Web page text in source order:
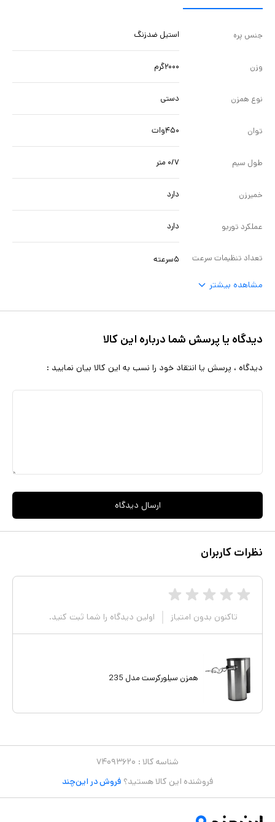
جنس پره استیل ضدزنگ
وزن ۲۰۰۰گرم
نوع همزن دستی
توان ۴۵۰وات
طول سیم ۰/۷ متر
خمیرزن دارد
عملکرد توربو دارد
تعداد تنظیمات سرعت ۵سرعته
مشاهده بیشتر
دیدگاه یا پرسش شما درباره این کالا
دیدگاه ، پرسش یا انتقاد خود را نسب به این کالا بیان نمایید :
ارسال دیدگاه
نظرات کاربران
تاکنون بدون امتیاز اولین دیدگاه را شما ثبت کنید.
همزن سیلورکرست مدل 235
شناسه کالا : ۷۴۰۹۳۶۲۰
فروشنده این کالا هستید؟ فروش در این‌چند